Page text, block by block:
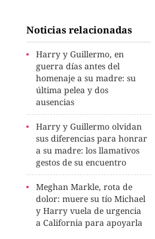
Noticias relacionadas
Harry y Guillermo, en
guerra días antes del
homenaje a su madre: su
última pelea y dos
ausencias
Harry y Guillermo olvidan
sus diferencias para honrar
a su madre: los llamativos
gestos de su encuentro
Meghan Markle, rota de
dolor: muere su tío Michael
y Harry vuela de urgencia
a California para apoyarla